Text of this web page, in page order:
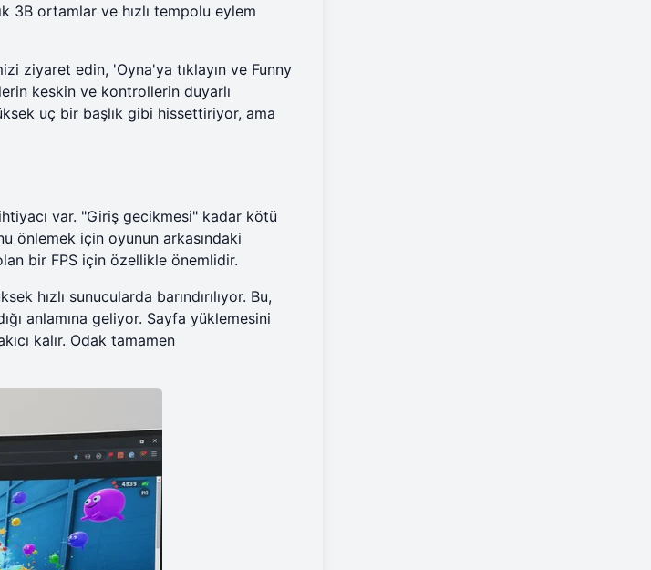
3B ortamlar ve hızlı tempolu eylem
ziyaret edin, 'Oyna'ya tıklayın ve Funny
keskin ve kontrollerin duyarlı
uç bir başlık gibi hissettiriyor, ama
var. "Giriş gecikmesi" kadar kötü
önlemek için oyunun arkasındaki
bir FPS için özellikle önemlidir.
hızlı sunucularda barındırılıyor. Bu,
anlamına geliyor. Sayfa yüklemesini
kalır. Odak tamamen